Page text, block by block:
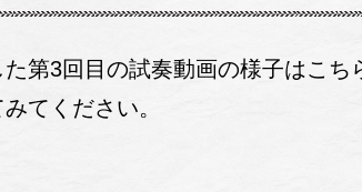
た第3回目の試奏動画の様子はこ
てください。